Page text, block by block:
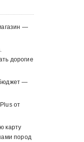
—
дорогие
бюджет —
от
карту
пород